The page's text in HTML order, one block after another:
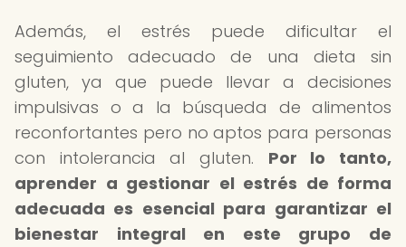
Además, el estrés puede dificultar el
seguimiento adecuado de una dieta sin
gluten, ya que puede llevar a decisiones
impulsivas o a la búsqueda de alimentos
reconfortantes pero no aptos para personas
con intolerancia al gluten. Por lo tanto,
aprender a gestionar el estrés de forma
adecuada es esencial para garantizar el
bienestar integral en este grupo de